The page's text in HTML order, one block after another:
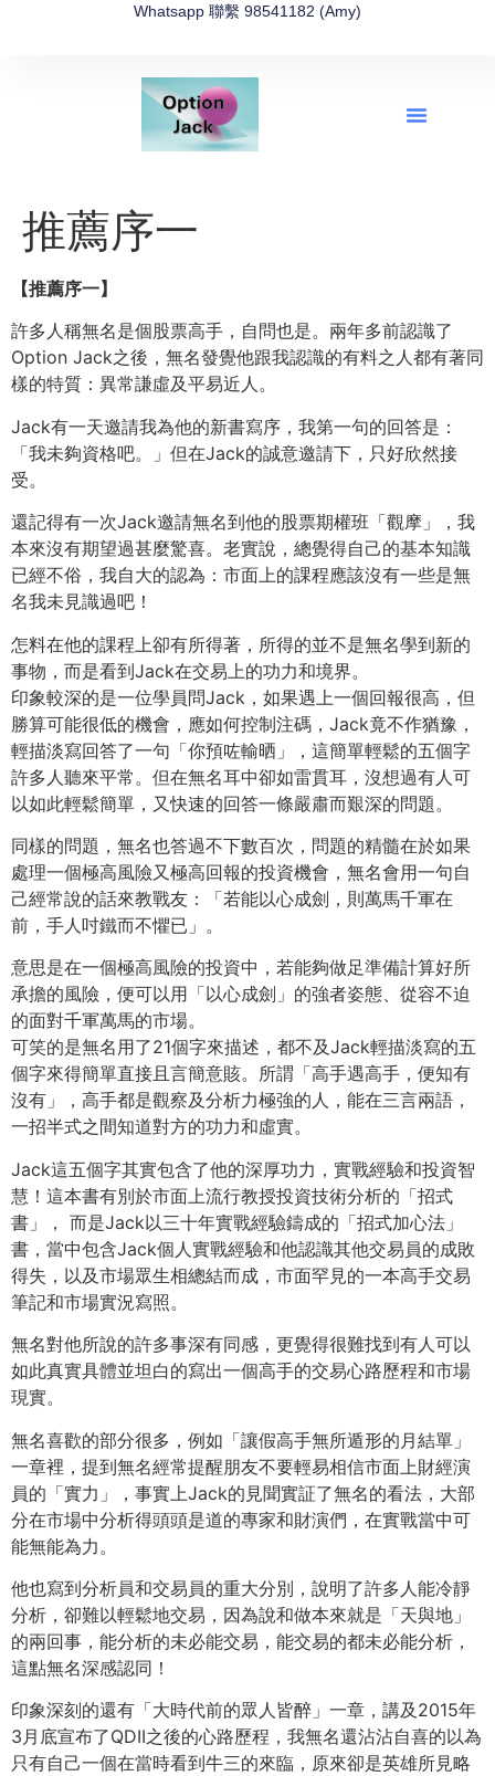
Whatsapp 聯繫 98541182 (Amy)
推薦序一
【推薦序一】
許多人稱無名是個股票高手，自問也是。兩年多前認識了
Option Jack之後，無名發覺他跟我認識的有料之人都有著同
樣的特質：異常謙虛及平易近人。
Jack有一天邀請我為他的新書寫序，我第一句的回答是：
「我未夠資格吧。」但在Jack的誠意邀請下，只好欣然接
受。
還記得有一次Jack邀請無名到他的股票期權班「觀摩」，我
本來沒有期望過甚麼驚喜。老實說，總覺得自己的基本知識
已經不俗，我自大的認為：市面上的課程應該沒有一些是無
名我未見識過吧！
怎料在他的課程上卻有所得著，所得的並不是無名學到新的
事物，而是看到Jack在交易上的功力和境界。
印象較深的是一位學員問Jack，如果遇上一個回報很高，但
勝算可能很低的機會，應如何控制注碼，Jack竟不作猶豫，
輕描淡寫回答了一句「你預咗輸晒」，這簡單輕鬆的五個字
許多人聽來平常。但在無名耳中卻如雷貫耳，沒想過有人可
以如此輕鬆簡單，又快速的回答一條嚴肅而艱深的問題。
同樣的問題，無名也答過不下數百次，問題的精髓在於如果
處理一個極高風險又極高回報的投資機會，無名會用一句自
己經常說的話來教戰友：「若能以心成劍，則萬馬千軍在
前，手人吋鐵而不懼已」。
意思是在一個極高風險的投資中，若能夠做足準備計算好所
承擔的風險，便可以用「以心成劍」的強者姿態、從容不迫
的面對千軍萬馬的市場。
可笑的是無名用了21個字來描述，都不及Jack輕描淡寫的五
個字來得簡單直接且言簡意賅。所謂「高手遇高手，便知有
沒有」，高手都是觀察及分析力極強的人，能在三言兩語，
一招半式之間知道對方的功力和虛實。
Jack這五個字其實包含了他的深厚功力，實戰經驗和投資智
慧！這本書有別於市面上流行教授投資技術分析的「招式
書」， 而是Jack以三十年實戰經驗鑄成的「招式加心法」
書，當中包含Jack個人實戰經驗和他認識其他交易員的成敗
得失，以及市場眾生相總結而成，市面罕見的一本高手交易
筆記和市場實況寫照。
無名對他所說的許多事深有同感，更覺得很難找到有人可以
如此真實具體並坦白的寫出一個高手的交易心路歷程和市場
現實。
無名喜歡的部分很多，例如「讓假高手無所遁形的月結單」
一章裡，提到無名經常提醒朋友不要輕易相信市面上財經演
員的「實力」，事實上Jack的見聞實証了無名的看法，大部
分在市場中分析得頭頭是道的專家和財演們，在實戰當中可
能無能為力。
他也寫到分析員和交易員的重大分別，說明了許多人能冷靜
分析，卻難以輕鬆地交易，因為說和做本來就是「天與地」
的兩回事，能分析的未必能交易，能交易的都未必能分析，
這點無名深感認同！
印象深刻的還有「大時代前的眾人皆醉」一章，講及2015年
3月底宣布了QDII之後的心路歷程，我無名還沾沾自喜的以為
只有自己一個在當時看到牛三的來臨，原來卻是英雄所見略